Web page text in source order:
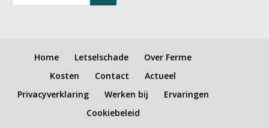
Home Letselschade
Over Ferme
Kosten
Contact
Actueel
Privacyverklaring
Werken bij
Ervaringen
Cookiebeleid